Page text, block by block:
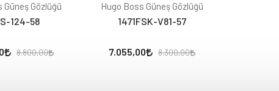
Güneş Gözlüğü
124-58
8.800,00
Hugo Boss Güneş Gözlüğü
1471FSK-V81-57
7.055,00 8.300,00